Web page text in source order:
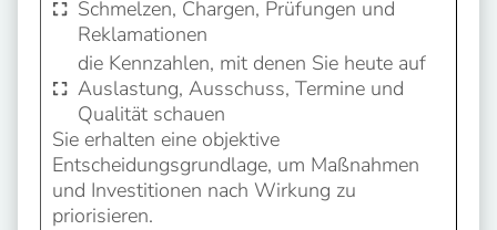
Schmelzen, Chargen, Prüfungen und
Reklamationen
die Kennzahlen, mit denen Sie heute auf
Auslastung, Ausschuss, Termine und
Qualität schauen
Sie erhalten eine objektive
Entscheidungsgrundlage, um Maßnahmen
und Investitionen nach Wirkung zu
priorisieren.